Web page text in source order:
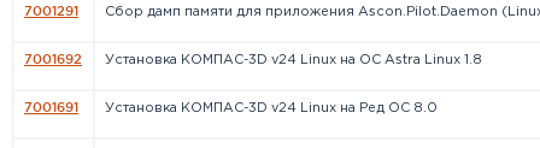
7001291 Сбор дамп памяти для приложения Ascon.Pilot.Daemon
7001692 Установка КОМПАС-3D v24 Linux на ОС Astra Linux 1.8
7001691 Установка КОМПАС-3D v24 Linux на Ред ОС 8.0